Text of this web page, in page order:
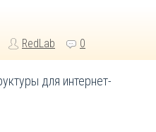
RedLab 0
для интернет-